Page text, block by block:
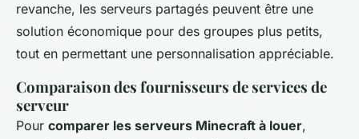
revanche, les serveurs partagés peuvent être une
solution économique pour des groupes plus petits,
tout en permettant une personnalisation appréciable.
Comparaison des fournisseurs de services de
serveur
Pour comparer les serveurs Minecraft à louer,